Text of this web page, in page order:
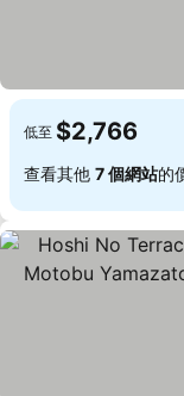
低至 $2,766
查看其他 7 個網站的